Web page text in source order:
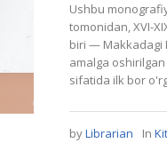
Ushbu
tomonidan, XVI-
biri — Makkadagi
amalga
sifatida ilk bor
byLibrarian In